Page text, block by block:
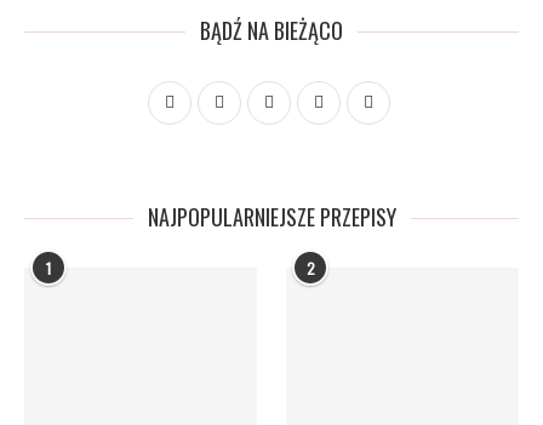
BĄDŹ NA BIEŻĄCO
NAJPOPULARNIEJSZE PRZEPISY
1 2